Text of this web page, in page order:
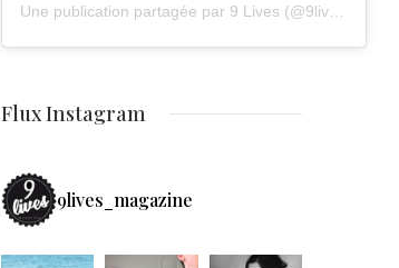
Flux Instagram
9lives_magazine